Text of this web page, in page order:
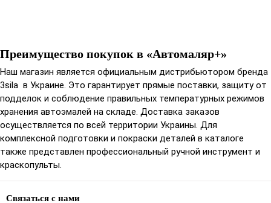
Эмаль акриловая ― 1 л;
Свойства:
высокий блеск;
яркие цвета;
отличная укрываемость, низкий расход краски;
сохранение цвета на протяжении длительного
периода;
стойкость к атмосферным явлениям;
Преимущество покупок в «Автомаляр+»
Наш магазин является официальным дистрибьютором бренда
3sila в Украине. Это гарантирует прямые поставки, защиту от
подделок и соблюдение правильных температурных режимов
хранения автоэмалей на складе. Доставка заказов
осуществляется по всей территории Украины. Для
комплексной подготовки и покраски деталей в каталоге
также представлен профессиональный ручной инструмент и
краскопульты.
Связаться с нами